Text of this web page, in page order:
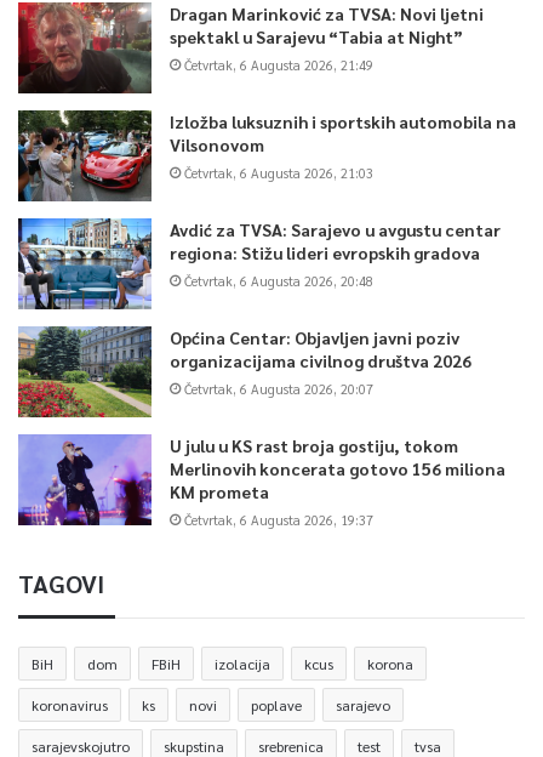
Dragan Marinković za TVSA: Novi ljetni
spektakl u Sarajevu “Tabia at Night”
Četvrtak, 6 Augusta 2026, 21:49
Izložba luksuznih i sportskih automobila na
Vilsonovom
Četvrtak, 6 Augusta 2026, 21:03
Avdić za TVSA: Sarajevo u avgustu centar
regiona: Stižu lideri evropskih gradova
Četvrtak, 6 Augusta 2026, 20:48
Općina Centar: Objavljen javni poziv
organizacijama civilnog društva 2026
Četvrtak, 6 Augusta 2026, 20:07
U julu u KS rast broja gostiju, tokom
Merlinovih koncerata gotovo 156 miliona
KM prometa
Četvrtak, 6 Augusta 2026, 19:37
TAGOVI
BiH dom FBiH izolacija kcus korona
koronavirus ks novi poplave sarajevo
sarajevskojutro skupstina srebrenica test tvsa